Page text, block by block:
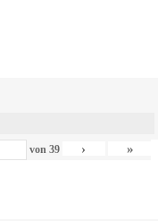
von 39 › »